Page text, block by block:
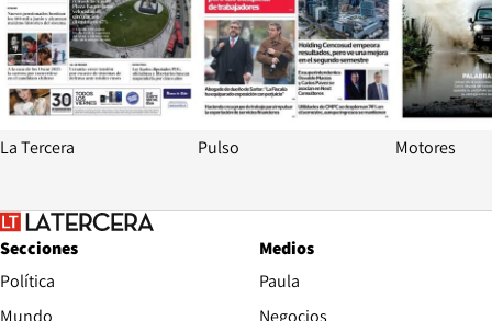
La Tercera Pulso Motores
Secciones
Política
Medios
Paula